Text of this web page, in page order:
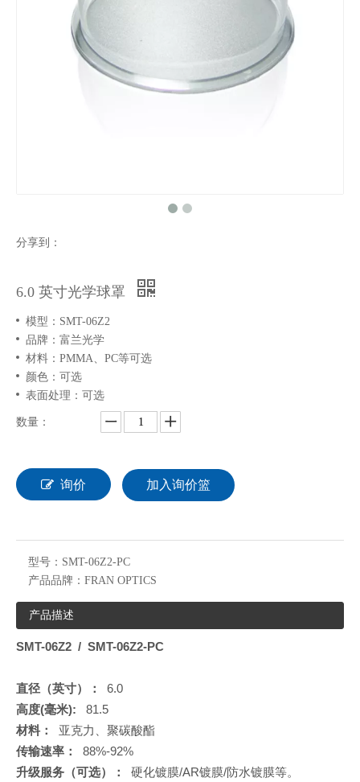
分享到：
6.0 英寸光学球罩
模型： SMT-06Z2
品牌：富兰光学
材料： PMMA、PC等可选
颜色： 可选
表面处理： 可选
数量：
询价 加入询价篮
型号： SMT-06Z2-PC
产品品牌： FRAN OPTICS
产品描述
SMT-06Z2 / SMT-06Z2-PC
直径（英寸）：
6.0
高度(毫米): 81.5
材料：
亚克力、聚碳酸酯
传输速率： 88%-92%
升级服务（可选）：
硬化镀膜/AR镀膜/防水镀膜等。